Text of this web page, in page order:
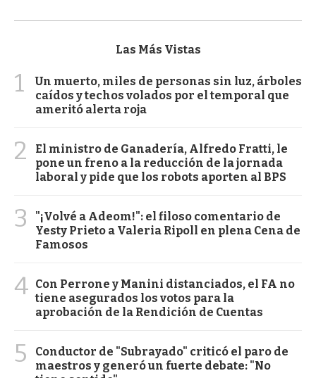
Las Más Vistas
1
Un muerto, miles de personas sin luz, árboles
caídos y techos volados por el temporal que
ameritó alerta roja
2
El ministro de Ganadería, Alfredo Fratti, le
pone un freno a la reducción de la jornada
laboral y pide que los robots aporten al BPS
3
"¡Volvé a Adeom!": el filoso comentario de
Yesty Prieto a Valeria Ripoll en plena Cena de
Famosos
4 Con Perrone y Manini distanciados, el FA no
tiene asegurados los votos para la
aprobación de la Rendición de Cuentas
5
Conductor de "Subrayado" criticó el paro de
maestros y generó un fuerte debate: "No